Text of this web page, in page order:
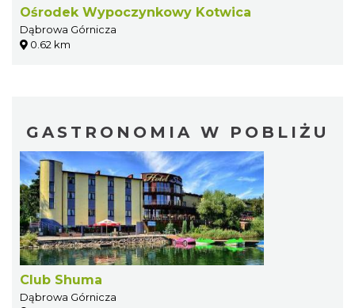
Ośrodek Wypoczynkowy Kotwica
Dąbrowa Górnicza
0.62 km
GASTRONOMIA W POBLIŻU
Club Shuma
Dąbrowa Górnicza